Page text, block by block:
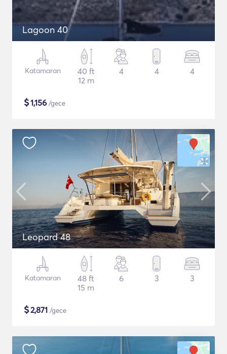
Lagoon 40
Katamaran
40 ft
12 m
4 4 4
$1,156 /gece
Leopard 48
Katamaran
48 ft
15 m
6 3 3
$2,871 /gece